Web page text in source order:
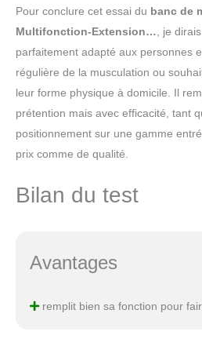
Pour conclure cet essai du banc de
Multifonction-Extension… , je
parfaitement adapté aux personnes
régulière de la musculation ou
leur forme physique à domicile. Il
prétention mais avec efficacité, tant
positionnement sur une gamme
prix comme de qualité.
Bilan du test
Avantages
remplit bien sa fonction pour